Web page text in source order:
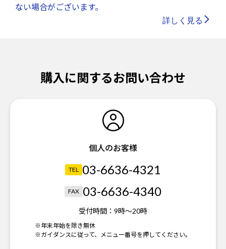
ない場合がございます。
詳しく見る
購入に関するお問い合わせ
個人のお客様
TEL 03-6636-4321
FAX 03-6636-4340
受付時間： 9時～20時
※年末年始を除き無休
※ガイダンスに従って、メニュー番号を押してください。